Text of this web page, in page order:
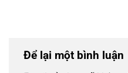
Để lại một bình luận